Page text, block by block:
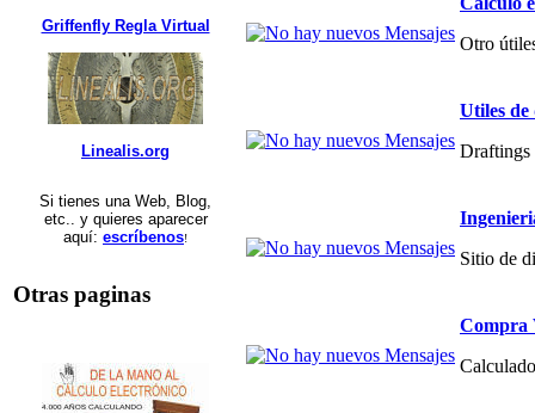
Griffenfly Regla Virtual
Linealis.org
Si tienes una Web, Blog,
etc.. y quieres aparecer
aquí: escríbenos!
Otras paginas
Otro
Utiles de
Draftings
Sitio de
Compra